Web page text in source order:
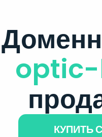
КУПИТЬ